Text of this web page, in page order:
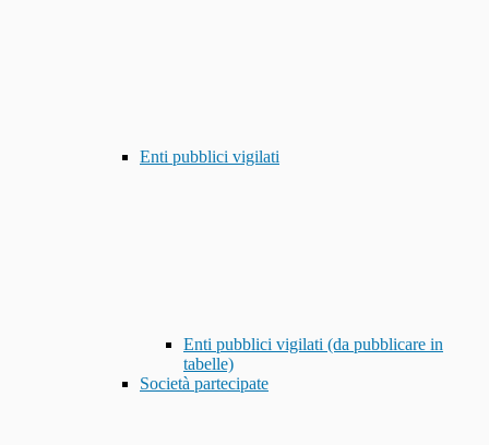
Enti pubblici vigilati
Enti pubblici vigilati (da pubblicare in
tabelle)
Società partecipate